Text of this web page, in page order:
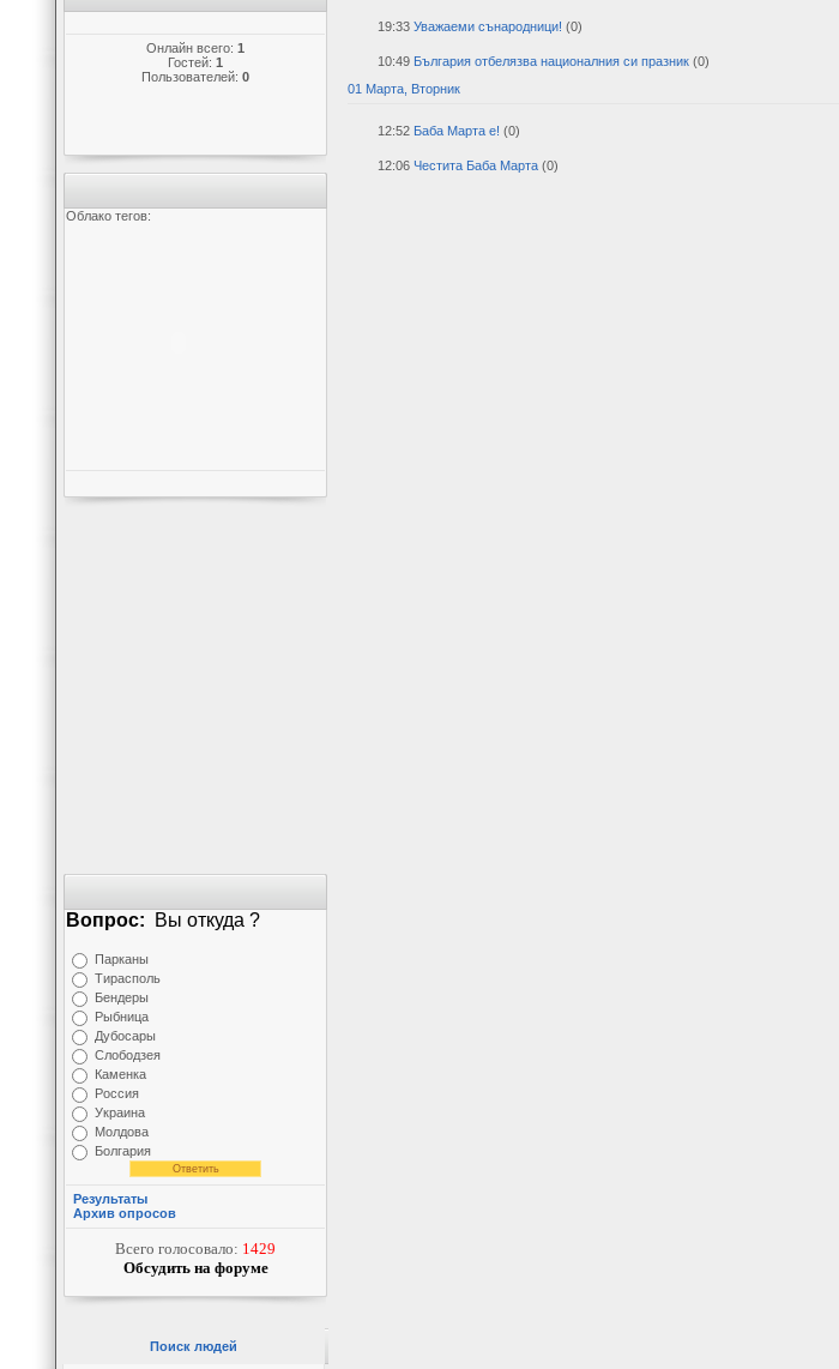
Онлайн всего: 1
Гостей: 1
Пользователей: 0
Облако тегов:
Вопрос: Вы откуда ?
Парканы
Тирасполь
Бендеры
Рыбница
Дубосары
Слободзея
Каменка
Россия
Украина
Молдова
Болгария
Результаты
Архив опросов
Всего голосовало: 1429
Обсудить на форуме
Поиск людей
19:33 Уважаеми сънародници! (0)
10:49 България отбелязва националния си празник (0)
01 Марта, Вторник
12:52 Баба Марта е! (0)
12:06 Честита Баба Марта (0)